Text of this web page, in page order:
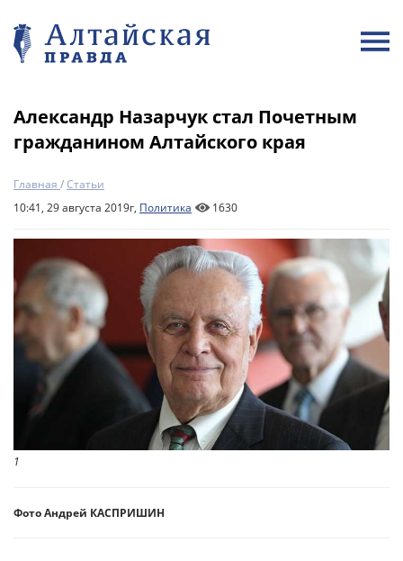
Александр Назарчук стал Почетным
гражданином Алтайского края
Главная /Статьи
10:41, 29 августа 2019г, Политика 1630
1
Фото Андрей КАСПРИШИН